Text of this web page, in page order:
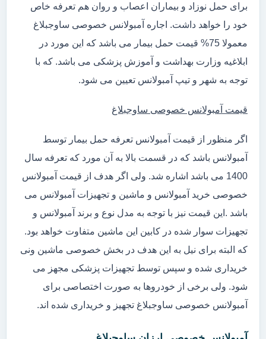
برای حمل نوزاد و بیماران اعصاب و روان هم تعرفه خاص
خود را خواهد داشت. اجاره آمبولانس خصوصی ساوجبلاغ
معمولا 75% قیمت حمل بیمار می باشد که این مورد در
ابلاغیه وزارت بهداشت و آموزش پزشکی می باشد. که با
توجه به شهر و تیپ آمبولانس تعیین می شود.
قیمت آمبولانس خصوصی ساوجبلاغ
اگر منظور از قیمت آمبولانس تعرفه حمل بیمار توسط
آمبولانس باشد که در قسمت بالا به آن مورد که تعرفه سال
1400 می باشد اشاره شد. ولی اگر هدف از قیمت آمبولانس
خصوصی خرید آمبولانس و ماشین و تجهیزات آمبولانس می
باشد .این قیمت نیز با توجه به مدل نوع و برند آمبولانس و
تجهیزات سوار شده در کابین این ماشین متفاوت خواهد بود.
که البته برای نیل به این هدف در بخش خصوصی ماشین ونی
خریداری شده و سپس توسط تجهیزات پزشکی مجهز می
شود. ولی برخی از خودروها به صورت اختصاصی برای
آمبولانس خصوصی ساوجبلاغ تجهیز و خریداری شده اند.